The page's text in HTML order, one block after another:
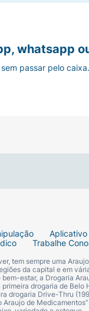
sua rotina ou
edição
Aplicativo
Trabalhe
tem sempre uma
da capital e em
estar, a Drogaria
drogaria de
drogaria Drive-Thru
Araujo de
whatsapp
passar pelo caixa.